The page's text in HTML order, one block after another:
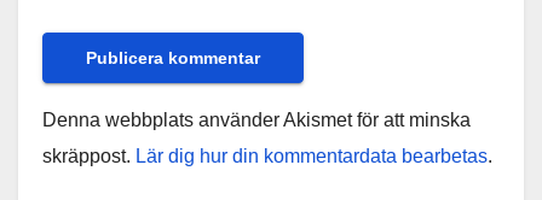
Denna webbplats använder Akismet för att minska
skräppost. Lär dig hur din kommentardata bearbetas.